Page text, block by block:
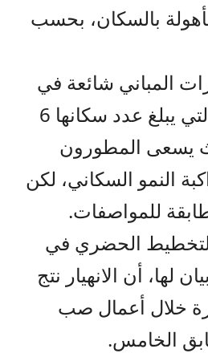
بالسكان، بحسب
المباني شائعة في
أبيدجان، المدينة التي يبلغ عدد سكانها 6
يسعى المطورون
النمو السكاني، لكن
للمواصفات.
الحضري في
لها، أن الانهيار نتج
خلال أعمال صب
الخامس.